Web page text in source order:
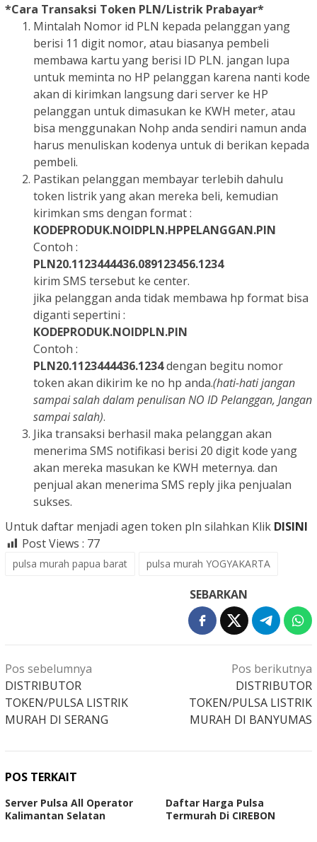
*Cara Transaksi Token PLN/Listrik Prabayar*
Mintalah Nomor id PLN kepada pelanggan yang
berisi 11 digit nomor, atau biasanya pembeli
membawa kartu yang berisi ID PLN. jangan lupa
untuk meminta no HP pelanggan karena nanti kode
akan di kirimkan langsung dari server ke HP
pelanggan untuk dimasukan ke KWH meter, atau
bisa menggunakan Nohp anda sendiri namun anda
harus menuliskan kodenya untuk di berikan kepada
pembeli.
Pastikan pelanggan membayar terlebih dahulu
token listrik yang akan mereka beli, kemudian
kirimkan sms dengan format :
KODEPRODUK.NOIDPLN.HPPELANGGAN.PIN
Contoh :
PLN20.1123444436.089123456.1234
kirim SMS tersebut ke center.
jika pelanggan anda tidak membawa hp format bisa
diganti sepertini :
KODEPRODUK.NOIDPLN.PIN
Contoh :
PLN20.1123444436.1234dengan begitu nomor
token akan dikirim ke no hp anda.(hati-hati jangan
sampai salah dalam penulisan NO ID Pelanggan, Jangan
sampai salah).
Jika transaksi berhasil maka pelanggan akan
menerima SMS notifikasi berisi 20 digit kode yang
akan mereka masukan ke KWH meternya. dan
penjual akan menerima SMS reply jika penjualan
sukses.
Untuk daftar menjadi agen token pln silahkan Klik DISINI
Post Views : 77
pulsa murah papua barat pulsa murah YOGYAKARTA
SEBARKAN
Navigasi
pos
Pos sebelumnya
DISTRIBUTOR
TOKEN/PULSA LISTRIK
MURAH DI SERANG
Pos berikutnya
DISTRIBUTOR
TOKEN/PULSA LISTRIK
MURAH DI BANYUMAS
POS TERKAIT
Server Pulsa All Operator
Kalimantan Selatan
Daftar Harga Pulsa
Termurah Di CIREBON